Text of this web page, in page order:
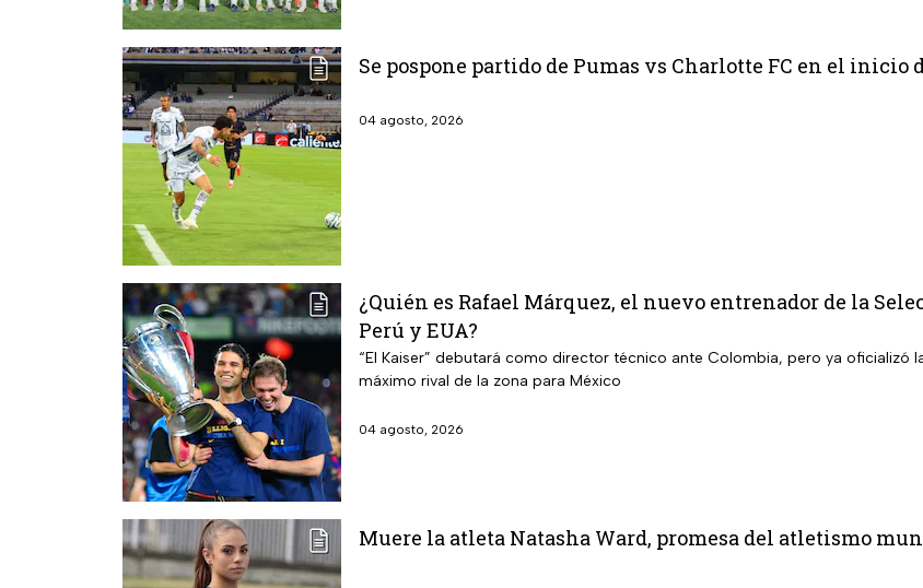
Se pospone partido de Pumas vs Charlotte FC en el inicio
04 agosto, 2026
¿Quién es Rafael Márquez, el nuevo entrenador de la
Perú y EUA?
“El Kaiser” debutará como director técnico ante Colombia, pero ya oficializó
máximo rival de la zona para México
04 agosto, 2026
Muere la atleta Natasha Ward, promesa del atletismo